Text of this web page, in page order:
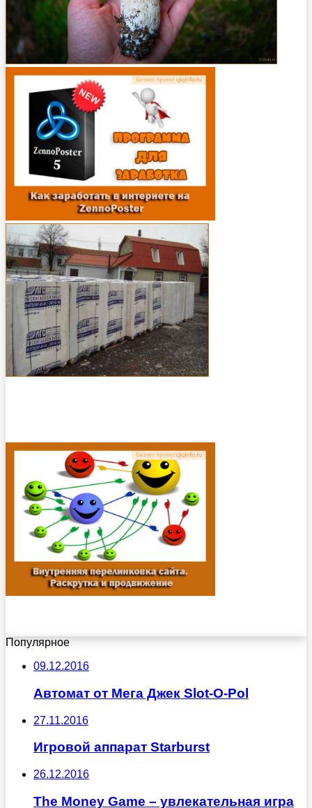
Популярное
09.12.2016
Автомат от Мега Джек Slot-O-Pol
27.11.2016
Игровой аппарат Starburst
26.12.2016
The Money Game – увлекательная игра